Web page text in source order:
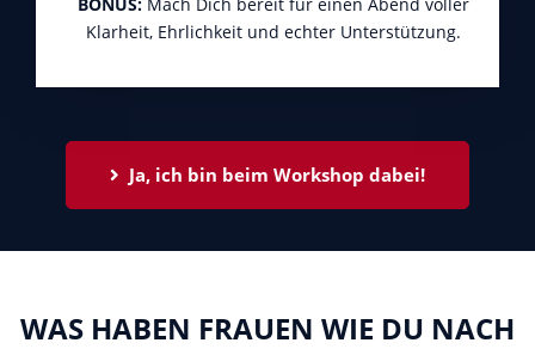
Klarheit, Ehrlichkeit und echter Unterstützung.
Ja, ich bin beim Workshop dabei!
WAS HABEN FRAUEN WIE DU NACH